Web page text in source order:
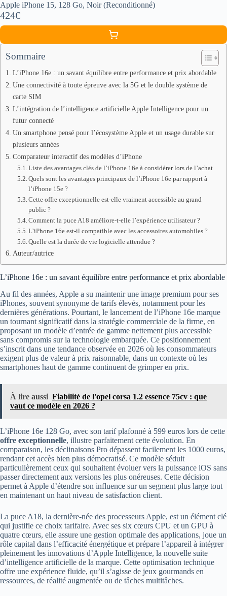
Apple iPhone 15, 128 Go, Noir (Reconditionné)
424€
Sommaire
L’iPhone 16e : un savant équilibre entre performance et prix abordable
Une connectivité à toute épreuve avec la 5G et le double système de
carte SIM
L’intégration de l’intelligence artificielle Apple Intelligence pour un
futur connecté
Un smartphone pensé pour l’écosystème Apple et un usage durable sur
plusieurs années
Comparateur interactif des modèles d’iPhone
Liste des avantages clés de l’iPhone 16e à considérer lors de l’achat
Quels sont les avantages principaux de l’iPhone 16e par rapport à
l’iPhone 15e ?
Cette offre exceptionnelle est-elle vraiment accessible au grand
public ?
Comment la puce A18 améliore-t-elle l’expérience utilisateur ?
L’iPhone 16e est-il compatible avec les accessoires automobiles ?
Quelle est la durée de vie logicielle attendue ?
Auteur/autrice
L’iPhone 16e : un savant équilibre entre performance et prix abordable
Au fil des années, Apple a su maintenir une image premium pour ses
iPhones, souvent synonyme de tarifs élevés, notamment pour les
dernières générations. Pourtant, le lancement de l’iPhone 16e marque
un tournant significatif dans la stratégie commerciale de la firme, en
proposant un modèle d’entrée de gamme nettement plus accessible
sans compromis sur la technologie embarquée. Ce positionnement
s’inscrit dans une tendance observée en 2026 où les consommateurs
exigent plus de valeur à prix raisonnable, dans un contexte où les
smartphones haut de gamme continuent de grimper en prix.
À lire aussi Fiabilité de l'opel corsa 1.2 essence 75cv : que
vaut ce modèle en 2026 ?
L’iPhone 16e 128 Go, avec son tarif plafonné à 599 euros lors de cette
offre exceptionnelle, illustre parfaitement cette évolution. En
comparaison, les déclinaisons Pro dépassent facilement les 1000 euros,
rendant cet accès bien plus démocratisé. Ce modèle séduit
particulièrement ceux qui souhaitent évoluer vers la puissance iOS sans
passer directement aux versions les plus onéreuses. Cette décision
permet à Apple d’étendre son influence sur un segment plus large tout
en maintenant un haut niveau de satisfaction client.
La puce A18, la dernière-née des processeurs Apple, est un élément clé
qui justifie ce choix tarifaire. Avec ses six cœurs CPU et un GPU à
quatre cœurs, elle assure une gestion optimale des applications, joue un
rôle capital dans l’efficacité énergétique et prépare l’appareil à intégrer
pleinement les innovations d’Apple Intelligence, la nouvelle suite
d’intelligence artificielle de la marque. Cette optimisation technique
offre une expérience fluide, qu’il s’agisse de jeux gourmands en
ressources, de réalité augmentée ou de tâches multitâches.